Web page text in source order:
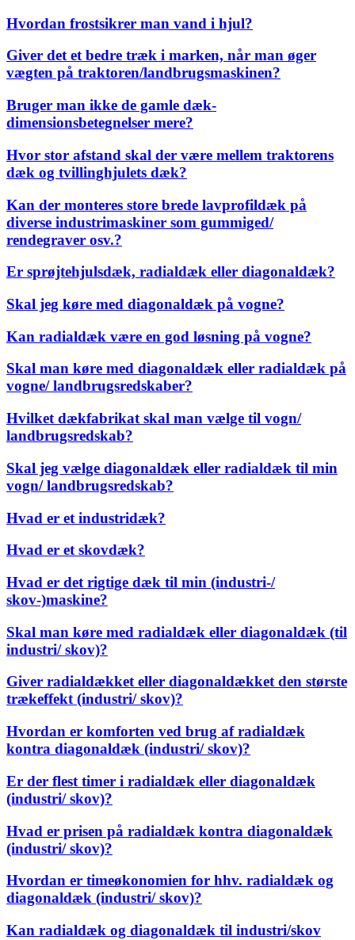
Hvordan frostsikrer man vand i hjul?
Giver det et bedre træk i marken, når man øger
vægten på traktoren/landbrugsmaskinen?
Bruger man ikke de gamle dæk-
dimensionsbetegnelser mere?
Hvor stor afstand skal der være mellem traktorens
dæk og tvillinghjulets dæk?
Kan der monteres store brede lavprofildæk på
diverse industrimaskiner som gummiged/
rendegraver osv.?
Er sprøjtehjulsdæk, radialdæk eller diagonaldæk?
Skal jeg køre med diagonaldæk på vogne?
Kan radialdæk være en god løsning på vogne?
Skal man køre med diagonaldæk eller radialdæk på
vogne/ landbrugsredskaber?
Hvilket dækfabrikat skal man vælge til vogn/
landbrugsredskab?
Skal jeg vælge diagonaldæk eller radialdæk til min
vogn/ landbrugsredskab?
Hvad er et industridæk?
Hvad er et skovdæk?
Hvad er det rigtige dæk til min (industri-/
skov-)maskine?
Skal man køre med radialdæk eller diagonaldæk (til
industri/ skov)?
Giver radialdækket eller diagonaldækket den største
trækeffekt (industri/ skov)?
Hvordan er komforten ved brug af radialdæk
kontra diagonaldæk (industri/ skov)?
Er der flest timer i radialdæk eller diagonaldæk
(industri/ skov)?
Hvad er prisen på radialdæk kontra diagonaldæk
(industri/ skov)?
Hvordan er timeøkonomien for hhv. radialdæk og
diagonaldæk (industri/ skov)?
Kan radialdæk og diagonaldæk til industri/skov